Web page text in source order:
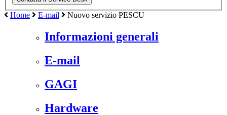
Home E-mail Nuovo servizio PESCU
Informazioni generali
E-mail
GAGI
Hardware